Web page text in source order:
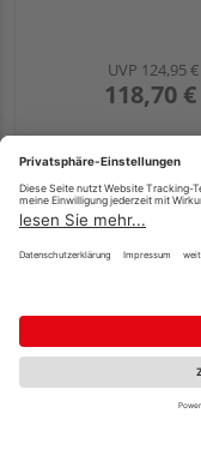
UVP 124,95 €
118,70 €
licht & harmonie